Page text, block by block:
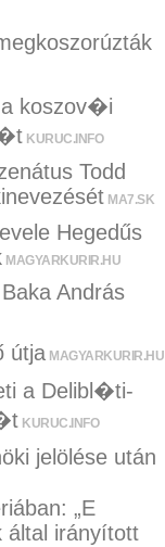
koszov�i
KURUC.INFO
Todd
MA7.SK
Hegedűs
MAGYARKURIR.HU
András
útja MAGYARKURIR.HU
a Delibl�ti-
KURUC.INFO
jelölése után
„E
által irányított